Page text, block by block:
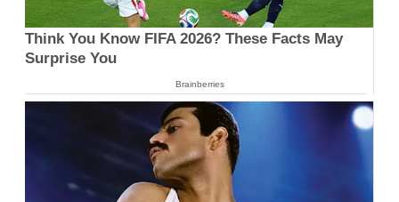
Think You Know FIFA 2026? These Facts May
Surprise You
Brainberries